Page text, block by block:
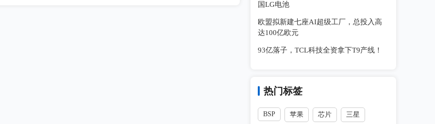
国LG电池
欧盟拟新建七座AI超级工厂，总投入高
达100亿欧元
93亿落子，TCL科技全资拿下T9产线！
热门标签
BSP 苹果 芯片 三星